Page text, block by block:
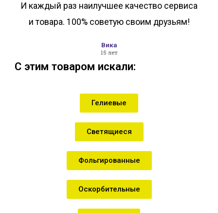
И каждый раз наилучшее качество сервиса
и товара. 100% советую своим друзьям!
Вика
15 лет
С этим товаром искали:
Гелиевые
Светящиеся
Фольгированные
Оскорбительные